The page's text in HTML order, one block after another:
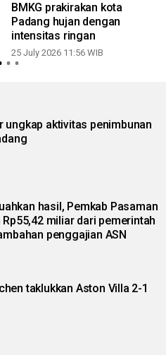
BMKG prakirakan kota
Padang hujan dengan
intensitas ringan
25 July 2026 11:56 WIB
ungkap aktivitas penimbunan
hasil, Pemkab Pasaman
miliar dari pemerintah
penggajian ASN
taklukkan Aston Villa 2-1